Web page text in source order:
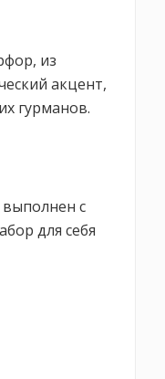
из
акцент,
гурманов.
с
для себя